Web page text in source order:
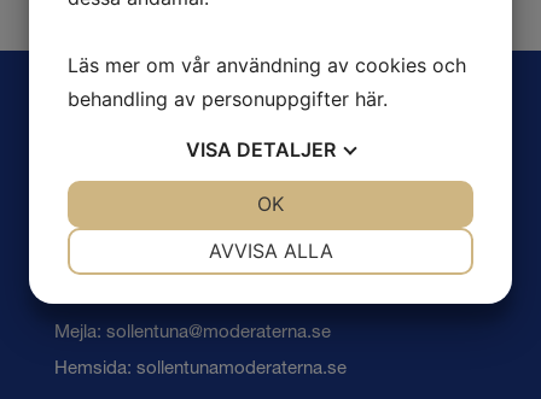
Mejla: sollentuna@moderaterna.se
Hemsida: sollentunamoderaterna.se
Läs mer om vår användning av cookies och
behandling av personuppgifter här.
VISA DETALJER
MARKNADSFÖRING
AVVISA ALLA
OK